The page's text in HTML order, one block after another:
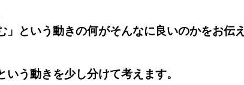
」という動きの何がそんなに良いのかをお伝
いう動きを少し分けて考えます。